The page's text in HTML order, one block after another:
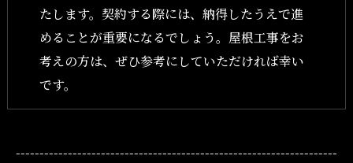
たします。契約する際には、納得したうえで進
めることが重要になるでしょう。屋根工事をお
考えの方は、ぜひ参考にしていただければ幸い
です。
--------------------------------------------------------------------